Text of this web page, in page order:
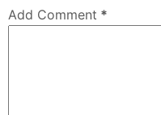
Add Comment *